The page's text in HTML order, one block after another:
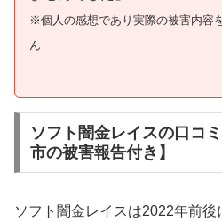
※個人の感想であり実際の被害内容
ん
ソフト闇金レイスの口コ
市の被害報告付き】
ソフト闇金レイスは2022年前